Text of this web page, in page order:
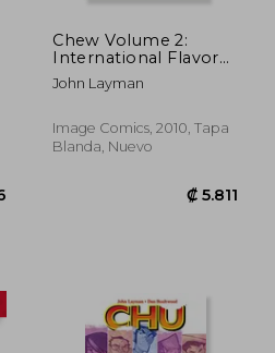
Chew Volume 2:
International Flavor
(en Inglés)
John Layman
Image Comics, 2010, Tapa
Blanda, Nuevo